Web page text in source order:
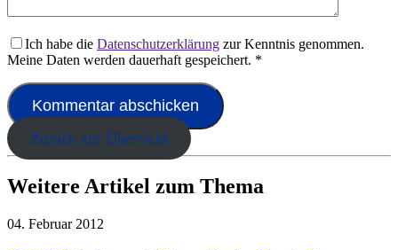
Ich habe die Datenschutzerklärung zur Kenntnis genommen.
Meine Daten werden dauerhaft gespeichert. *
Zurück zur Übersicht
Weitere Artikel zum Thema
04. Februar 2012